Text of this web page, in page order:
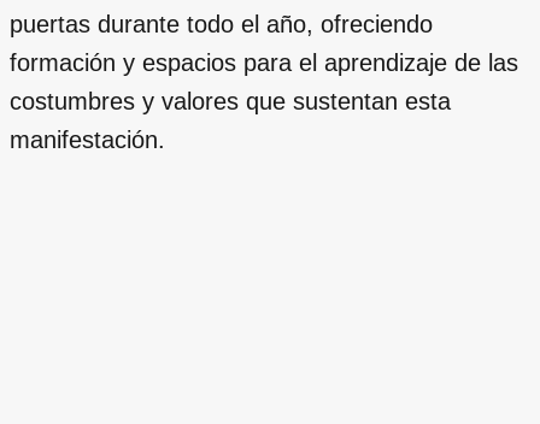
puertas durante todo el año, ofreciendo
formación y espacios para el aprendizaje de las
costumbres y valores que sustentan esta
manifestación.